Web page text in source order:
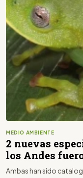
MEDIO AMBIENTE
2 nuevas
los Andes
Ambas han sido